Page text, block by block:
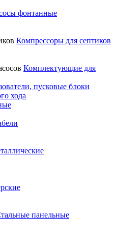
фонтанные
Компрессоры для септиков
Комплектующие для
пусковые блоки
хода
панельные